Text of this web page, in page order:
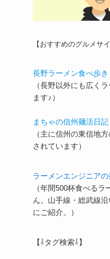
【おすすめのグルメサイ
長野ラーメン食べ歩き
（長野以外にも広く
ます♪）
まちゃの信州麺活日記
（主に信州の東信地
されています）
ラーメンエンジニア
（年間500杯食べるラ
ん。山手線・総武線
にご紹介。）
【⇩タグ検索⇩】